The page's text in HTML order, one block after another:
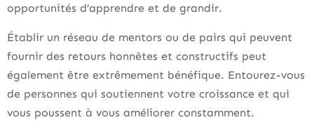
opportunités d’apprendre et de grandir.
Établir un réseau de mentors ou de pairs qui peuvent
fournir des retours honnêtes et constructifs peut
également être extrêmement bénéfique. Entourez-vous
de personnes qui soutiennent votre croissance et qui
vous poussent à vous améliorer constamment.